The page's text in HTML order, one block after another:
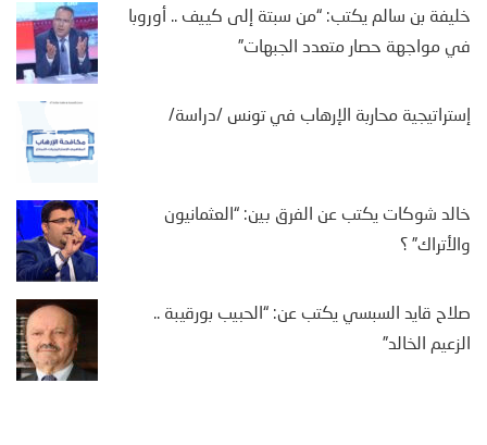
خليفة بن سالم يكتب: “من سبتة إلى كييف .. أوروبا
في مواجهة حصار متعدد الجبهات”
إستراتيجية محاربة الإرهاب في تونس /دراسة/
خالد شوكات يكتب عن الفرق بين: “العثمانيون
والأتراك” ؟
صلاح قايد السبسي يكتب عن: “الحبيب بورقيبة ..
الزعيم الخالد”